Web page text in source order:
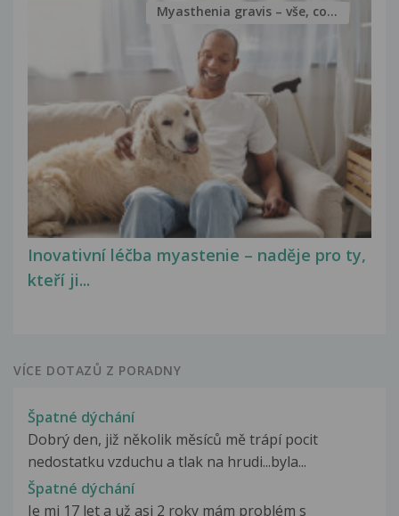
Inovativní léčba myastenie – naděje pro ty,
kteří ji...
Myasthenia gravis – vše, co...
VÍCE DOTAZŮ Z PORADNY
Špatné dýchání
Dobrý den, již několik měsíců mě trápí pocit
nedostatku vzduchu a tlak na hrudi...byla...
Špatné dýchání
Je mi 17 let a už asi 2 roky mám problém s